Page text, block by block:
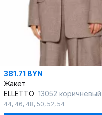
381.71 BYN
Жакет
ELLETTO 13052 коричневый
44, 46, 48, 50, 52, 54